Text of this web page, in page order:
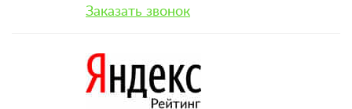
Заказать звонок